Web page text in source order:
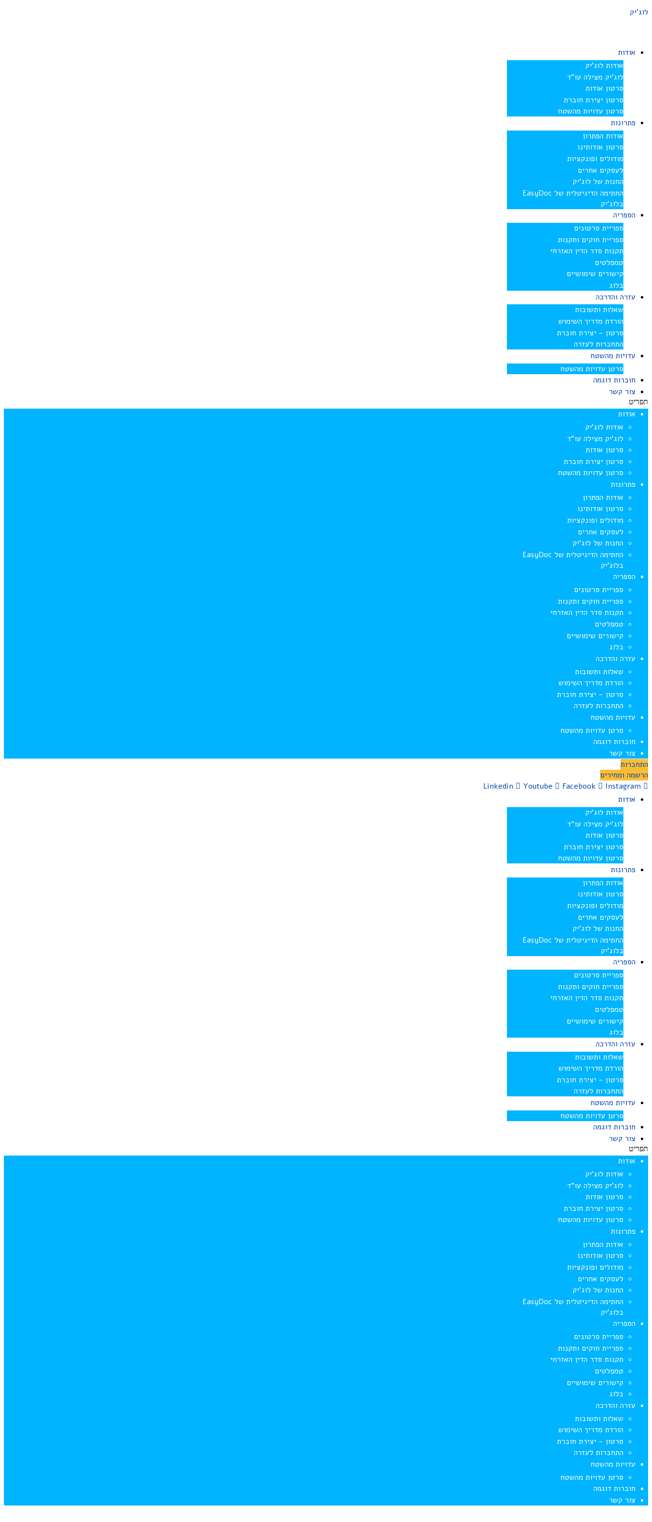
לוג'יק
אודות
אודות לוג’יק
לוג’יק מצילה עו”ד
סרטון אודות
סרטון יצירת חוברת
סרטון עדויות מהשטח
פתרונות
אודות הפתרון
סרטון אודותינו
מודולים ופונקציות
לעסקים אחרים
החנות של לוג’יק
החתימה הדיגיטלית של EasyDoc
בלוג’יק
הספריה
ספריית סרטונים
ספריית חוקים ותקנות
תקנות סדר הדין האזרחי
טמפלטים
קישורים שימושיים
בלוג
עזרה והדרכה
שאלות ותשובות
הורדת מדריך השימוש
סרטון – יצירת חוברת
התחברות לעזרה
עדויות מהשטח
סרטן עדויות מהשטח
חוברות דוגמה
צור קשר
תפריט
אודות
אודות לוג’יק
לוג’יק מצילה עו”ד
סרטון אודות
סרטון יצירת חוברת
סרטון עדויות מהשטח
פתרונות
אודות הפתרון
סרטון אודותינו
מודולים ופונקציות
לעסקים אחרים
החנות של לוג’יק
החתימה הדיגיטלית של EasyDoc
בלוג’יק
הספריה
ספריית סרטונים
ספריית חוקים ותקנות
תקנות סדר הדין האזרחי
טמפלטים
קישורים שימושיים
בלוג
עזרה והדרכה
שאלות ותשובות
הורדת מדריך השימוש
סרטון – יצירת חוברת
התחברות לעזרה
עדויות מהשטח
סרטן עדויות מהשטח
חוברות דוגמה
צור קשר
התחברות
הרשמה ומחירים
Linkedin
Youtube Facebook
Instagram
אודות
אודות לוג’יק
לוג’יק מצילה עו”ד
סרטון אודות
סרטון יצירת חוברת
סרטון עדויות מהשטח
פתרונות
אודות הפתרון
סרטון אודותינו
מודולים ופונקציות
לעסקים אחרים
החנות של לוג’יק
החתימה הדיגיטלית של EasyDoc
בלוג’יק
הספריה
ספריית סרטונים
ספריית חוקים ותקנות
תקנות סדר הדין האזרחי
טמפלטים
קישורים שימושיים
בלוג
עזרה והדרכה
שאלות ותשובות
הורדת מדריך השימוש
סרטון – יצירת חוברת
התחברות לעזרה
עדויות מהשטח
סרטן עדויות מהשטח
חוברות דוגמה
צור קשר
תפריט
אודות
אודות לוג’יק
לוג’יק מצילה עו”ד
סרטון אודות
סרטון יצירת חוברת
סרטון עדויות מהשטח
פתרונות
אודות הפתרון
סרטון אודותינו
מודולים ופונקציות
לעסקים אחרים
החנות של לוג’יק
החתימה הדיגיטלית של EasyDoc
בלוג’יק
הספריה
ספריית סרטונים
ספריית חוקים ותקנות
תקנות סדר הדין האזרחי
טמפלטים
קישורים שימושיים
בלוג
עזרה והדרכה
שאלות ותשובות
הורדת מדריך השימוש
סרטון – יצירת חוברת
התחברות לעזרה
עדויות מהשטח
סרטן עדויות מהשטח
חוברות דוגמה
צור קשר